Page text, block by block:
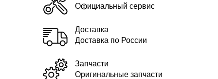
Официальный сервис
Доставка
Доставка по России
Запчасти
Оригинальные запчасти